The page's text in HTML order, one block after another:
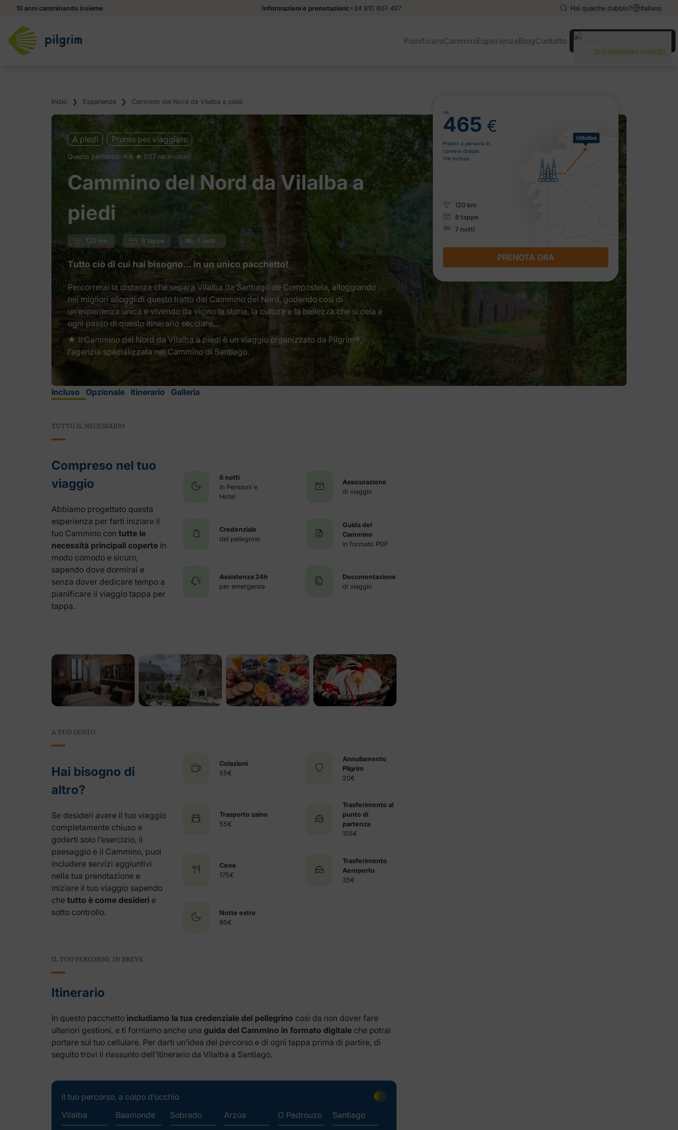
10 anni camminando insieme Informazioni e prenotazioni:+34 910 607 497 Hai qualche dubbio? Italiano
English
English
PianificareCamminiEsperienzeBlogContatto
TI CHIAMIAMO GRATIS!
Inizio ❯ Esperienze ❯ Cammino del Nord da Vilalba a piedi
A piedi Pronto per viaggiare
Questo percorso: 4,8 ★ (137 recensioni)
Cammino del Nord da Vilalba a
piedi
120 km 6 tappe 7 notti
Tutto ciò di cui hai bisogno… in un unico pacchetto!
Percorrerai la distanza che separa Vilalba da Santiago de Compostela, alloggiando
nei migliori alloggi di questo tratto del Cammino del Nord, godendo così di
un’esperienza unica e vivendo da vicino la storia, la cultura e la bellezza che si cela a
ogni passo di questo itinerario secolare.
★ Il Cammino del Nord da Vilalba a piedi è un viaggio organizzato da Pilgrim®,
l’agenzia specializzata nel Cammino di Santiago.
DA
465 €
Prezzo a persona in
camera doppia.
IVA inclusa.
120 km
6 tappe
7 notti
PRENOTA ORA
Incluso Opzionale Itinerario Galleria
TUTTO IL NECESSARIO
Compreso nel tuo
viaggio
Abbiamo progettato questa
esperienza per farti iniziare il
tuo Cammino con tutte le
necessità principali coperte in
modo comodo e sicuro,
sapendo dove dormirai e
senza dover dedicare tempo a
pianificare il viaggio tappa per
tappa.
6 notti
in Pensioni e
Hotel
Assicurazione
di viaggio
Credenziale
del pellegrino
Guida del
Cammino
in formato PDF
Assistenza 24h
per emergenze
Documentazione
di viaggio
A TUO GUSTO
Hai bisogno di
altro?
Se desideri avere il tuo viaggio
completamente chiuso e
goderti solo l’esercizio, il
paesaggio e il Cammino, puoi
includere servizi aggiuntivi
nella tua prenotazione e
iniziare il tuo viaggio sapendo
che tutto è come desideri e
sotto controllo.
Colazioni
55€
Annullamento
Pilgrim
20€
Trasporto zaino
55€
Trasferimento al
punto di
partenza
155€
Cene
175€
Trasferimento
Aeroporto
35€
Notte extra
95€
IL TUO PERCORSO, IN BREVE
Itinerario
In questo pacchetto includiamo la tua credenziale del pellegrino così da non dover fare
ulteriori gestioni, e ti forniamo anche una guida del Cammino in formato digitale che potrai
portare sul tuo cellulare. Per darti un’idea del percorso e di ogni tappa prima di partire, di
seguito trovi il riassunto dell’itinerario da Vilalba a Santiago.
Il tuo percorso, a colpo d’occhio
Vilalba
Baamonde Sobrado Arzúa O Pedrouzo Santiago